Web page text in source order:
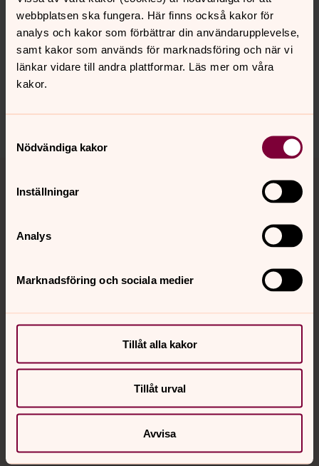
webbplatsen ska fungera. Här finns också kakor för
analys och kakor som förbättrar din användarupplevelse,
samt kakor som används för marknadsföring och när vi
länkar vidare till andra plattformar. Läs mer om våra
kakor.
Nödvändiga kakor
Inställningar
Analys
Marknadsföring och sociala medier
Tillåt alla kakor
Tillåt urval
Avvisa
Senast ändrad 22 juni 2026
Synpunkter eller frågor på sidans
innehåll?
falu.pastorat@svenskakyrkan.se
Dela
Kontakt
Kalender